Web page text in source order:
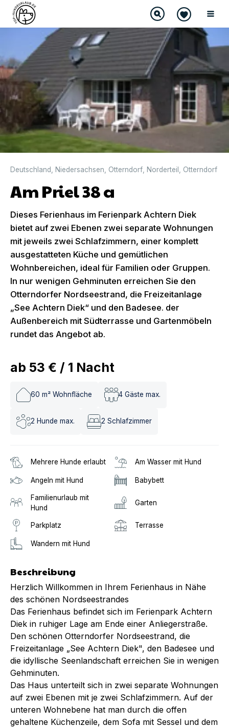
DIREKT BUCHBAR
Deutschland Niedersachsen Otterndorf Norderteil Otterndorf
Am Priel 38 a
Dieses Ferienhaus im Ferienpark Achtern Diek
bietet auf zwei Ebenen zwei separate Wohnungen
mit jeweils zwei Schlafzimmern, einer komplett
ausgestatteten Küche und gemütlichen
Wohnbereichen, ideal für Familien oder Gruppen.
In nur wenigen Gehminuten erreichen Sie den
Otterndorfer Nordseestrand, die Freizeitanlage
„See Achtern Diek“ und den Badesee. der
Außenbereich mit Südterrasse und Gartenmöbeln
rundet das Angebot ab.
ab 53 € / 1 Nacht
60 m² Wohnfläche 4 Gäste max.
2 Hunde max. 2 Schlafzimmer
Mehrere Hunde erlaubt Am Wasser mit Hund
Angeln mit Hund Babybett
Familienurlaub mit
Hund
Garten
Parkplatz Terrasse
Wandern mit Hund
Beschreibung
Herzlich Willkommen in Ihrem Ferienhaus in Nähe
des schönen Nordseestrandes
Das Ferienhaus befindet sich im Ferienpark Achtern
Diek in ruhiger Lage am Ende einer Anliegerstraße.
Den schönen Otterndorfer Nordseestrand, die
Freizeitanlage „See Achtern Diek", den Badesee und
die idyllische Seenlandschaft erreichen Sie in wenigen
Gehminuten.
Das Haus unterteilt sich in zwei separate Wohnungen
auf zwei Ebenen mit je zwei Schlafzimmern. Auf der
unteren Wohnebene hat man durch die offen
gehaltene Küchenzeile, dem Sofa mit Sessel und dem